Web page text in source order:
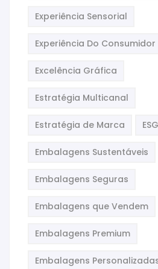
Experiência Sensorial
Experiência Do Consumidor
Excelência Gráfica
Estratégia Multicanal
Estratégia de Marca
Embalagens Sustentáveis
Embalagens Seguras
Embalagens que Vendem
Embalagens Premium
Embalagens